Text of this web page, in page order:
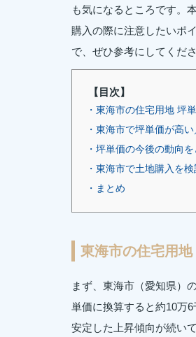
も気になるところです。
購入の際に注意したいポ
で、ぜひ参考にしてくださ
【目次】
・東海市の住宅用地 坪
・東海市で坪単価が高
・坪単価の今後の動向
・東海市で土地購入を
・まとめ
東海市の住宅用
まず、東海市（愛知県）
単価に換算すると約10万
安定した上昇傾向が続い